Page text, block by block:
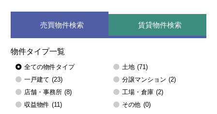
売買物件検索 賃貸物件検索
物件タイプ一覧
全ての物件タイプ 土地 (71)
一戸建て (23) 分譲マンション (2)
店舗・事務所 (8) 工場・倉庫 (2)
収益物件 (11) その他 (0)